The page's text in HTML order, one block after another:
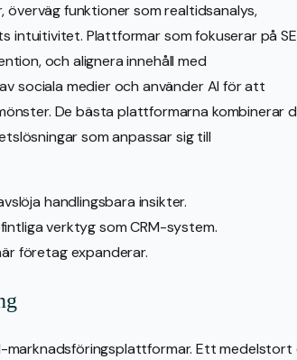
funktioner som realtidsanalys,
Plattformar som fokuserar på
och alignera innehåll med
sociala medier och använder AI för att
De bästa plattformarna kombinerar
som anpassar sig till
handlingsbara insikter.
verktyg som CRM-system.
företag expanderar.
marknadsföringsplattformar. Ett medelstort